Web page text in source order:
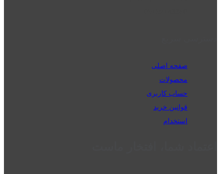
صفحه اصلی
محصولات
حساب کاربری
قوانین خرید
استخدام